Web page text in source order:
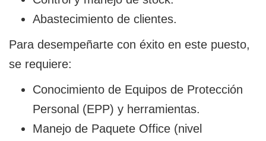
Abastecimiento de clientes.
Para desempeñarte con éxito en este puesto,
se requiere:
Conocimiento de Equipos de Protección
Personal (EPP) y herramientas.
Manejo de Paquete Office (nivel